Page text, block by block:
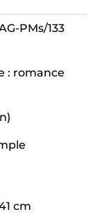
PMs/133
: romance
cm